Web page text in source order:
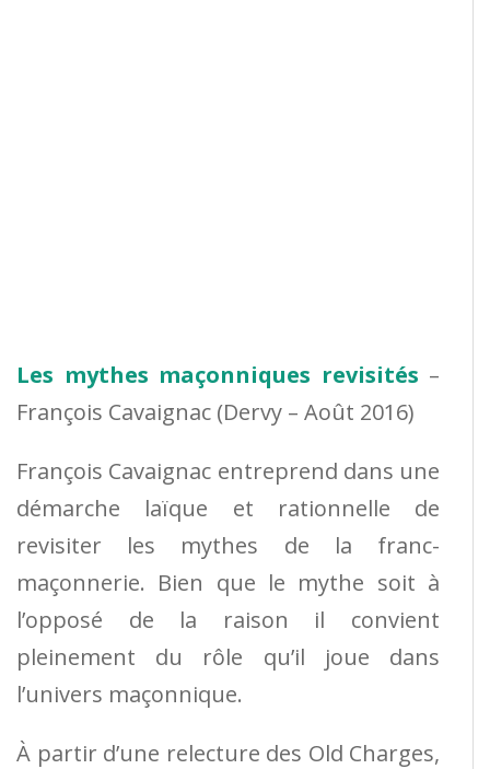
Les mythes maçonniques revisités –
François Cavaignac (Dervy – Août 2016)
François Cavaignac entreprend dans une
démarche laïque et rationnelle de
revisiter les mythes de la franc-
maçonnerie. Bien que le mythe soit à
l’opposé de la raison il convient
pleinement du rôle qu’il joue dans
l’univers maçonnique.
À partir d’une relecture des Old Charges,